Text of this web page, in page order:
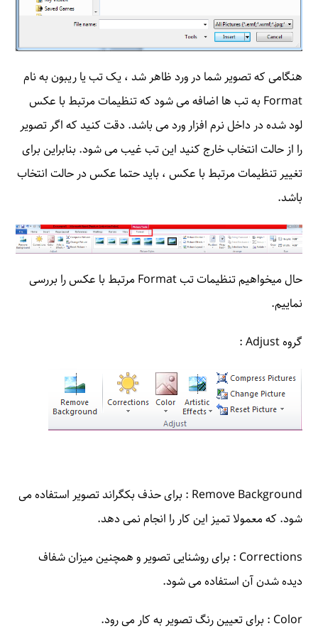
هنگامی که تصویر شما در ورد ظاهر شد ، یک تب یا ریبون به نام
Format به تب ها اضافه می شود که تنظیمات مرتبط با عکس
لود شده در داخل نرم افزار ورد می باشد. دقت کنید که اگر تصویر
را از حالت انتخاب خارج کنید این تب غیب می شود. بنابراین برای
تغییر تنظیمات مرتبط با عکس ، باید حتما عکس در حالت انتخاب
باشد.
حال میخواهیم تنظیمات تب Format مرتبط با عکس را بررسی
نماییم.
گروه Adjust :
Remove Background : برای حذف بکگراند تصویر استفاده می
شود. که معمولا تمیز این کار را انجام نمی دهد.
Corrections : برای روشنایی تصویر و همچنین میزان شفاف
دیده شدن آن استفاده می شود.
Color : برای تعیین رنگ تصویر به کار می رود.